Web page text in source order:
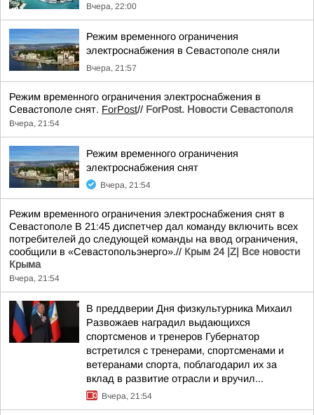
Вчера, 22:00
Режим временного ограничения
электроснабжения в Севастополе сняли
Вчера, 21:57
Режим временного ограничения электроснабжения в
Севастополе снят. ForPost// ForPost. Новости Севастополя
Вчера, 21:54
Режим временного ограничения
электроснабжения снят
Вчера, 21:54
Режим временного ограничения электроснабжения снят в
Севастополе В 21:45 диспетчер дал команду включить всех
потребителей до следующей команды на ввод ограничения,
сообщили в «Севастопольэнерго».// Крым 24 |Z| Все новости
Крыма
Вчера, 21:54
В преддверии Дня физкультурника Михаил
Развожаев наградил выдающихся
спортсменов и тренеров Губернатор
встретился с тренерами, спортсменами и
ветеранами спорта, поблагодарил их за
вклад в развитие отрасли и вручил...
Вчера, 21:54